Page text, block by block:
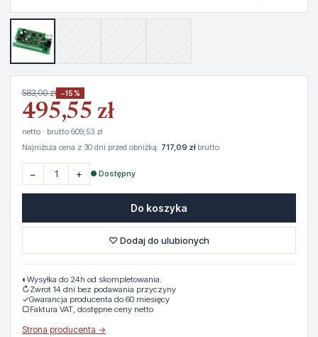
583,00 zł −15%
495,55 zł
netto · brutto 609,53 zł
Najniższa cena z 30 dni przed obniżką: 717,09 złbrutto
− + ● Dostępny
Do koszyka
♡ Dodaj do ulubionych
◐ Wysyłka do 24h od skompletowania.
↻Zwrot 14 dni bez podawania przyczyny
✓Gwarancja producenta do 60 miesięcy
▢Faktura VAT, dostępne ceny netto
Strona producenta →